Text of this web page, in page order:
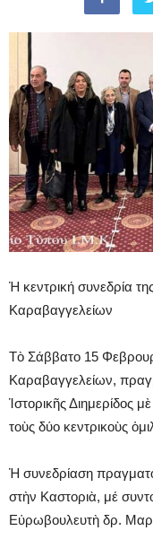
Ἡ κεντρική συνεδρία
Καραβαγγελείων
Τὸ Σάββατο 15
Καραβαγγελείων,
Ἱστορικῆς Διημερίδος
τοὺς δύο κεντρικοὺς
Ἡ συνεδρίαση
στὴν Καστοριὰ, μέ
Εὐρωβουλευτὴ δρ.